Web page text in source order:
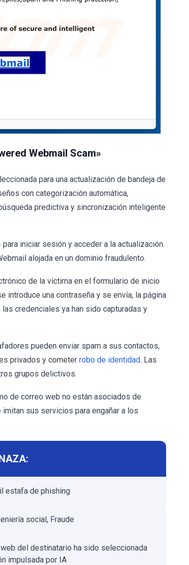
Webmail Scam»
para una actualización de bandeja de
con categorización automática,
predictiva y sincronización inteligente
iniciar sesión y acceder a la actualización.
alojada en un dominio fraudulento.
de la víctima en el formulario de inicio
introduce una contraseña y se envía, la página
credenciales ya han sido capturadas y
pueden enviar spam a sus contactos,
privados y cometer robo de identidad. Las
grupos delictivos.
de correo web no están asociados de
sus servicios para engañar a los
estafa de phishing
social, Fraude
del destinatario ha sido seleccionada
impulsada por IA